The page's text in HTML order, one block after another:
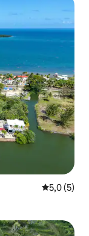
Ortalama
5,0 (5)